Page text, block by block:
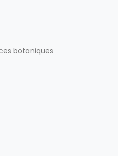
botaniques